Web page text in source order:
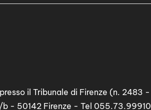
il Tribunale di Firenze (n. 2483 -
- 50142 Firenze - Tel 055.73.99910